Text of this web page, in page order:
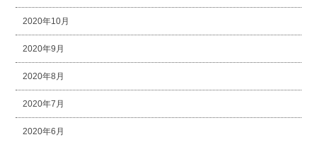
2020年10月
2020年9月
2020年8月
2020年7月
2020年6月